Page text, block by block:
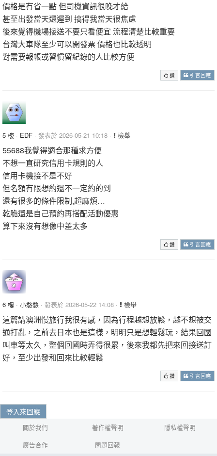
價格是有省一點 但司機資訊很晚才給
甚至出發當天還遲到 搞得我當天很焦慮
後來覺得機場接送不要只看便宜 流程清楚比較重要
台灣大車隊至少可以開發票 價格也比較透明
對需要報帳或習慣留紀錄的人比較方便
讚 引言回應
5 樓 · EDF · 發表於 2026-05-21 10:18 · 檢舉
55688我覺得適合那種求方便
不想一直研究信用卡規則的人
信用卡機接不是不好
但名額有限想約還不一定約的到
還有很多的條件限制,超麻煩…
乾脆還是自己預約再搭配活動優惠
算下來沒有想像中差太多
讚 引言回應
6 樓 · 小愗愗 · 發表於 2026-05-22 14:08 · 檢舉
這篇講澳洲慢旅行我很有感，因為行程越想放鬆，越不想被交
通打亂，之前去日本也是這樣，明明只是想輕鬆玩，結果回國
叫車等太久，整個回國時弄得很累，後來我都先把來回接送訂
好，至少出發和回來比較輕鬆
讚 引言回應
登入來回應
關於我們 著作權聲明
隱私權聲明
廣告合作
問題回報